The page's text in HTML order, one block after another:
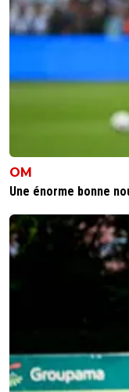
OM
Une énorme bonne